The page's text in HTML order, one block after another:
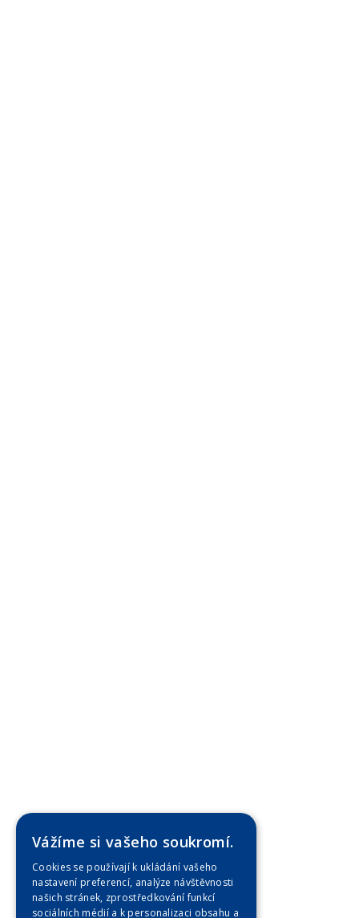
Vážíme si vašeho soukromí.
Cookies se používají k ukládání vašeho
nastavení preferencí, analýze návštěvnosti
našich stránek, zprostředkování funkcí
sociálních médií a k personalizaci obsahu a